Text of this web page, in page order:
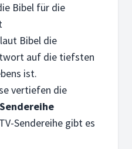
Bibel für die
Bibel die
auf die tiefsten
ist.
vertiefen die
Sendereihe gibt es